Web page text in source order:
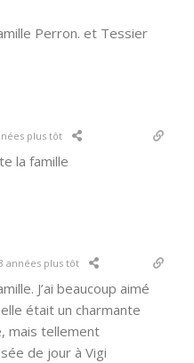
Perron. et Tessier
plus tôt
la famille
années plus tôt
J’ai beaucoup aimé
était un charmante
mais tellement
de jour à Vigi